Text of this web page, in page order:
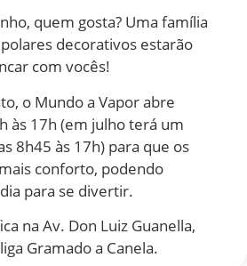
quem gosta? Uma família
decorativos estarão
com vocês!
o Mundo a Vapor abre
às 17h (em julho terá um
8h45 às 17h) para que os
conforto, podendo
para se divertir.
na Av. Don Luiz Guanella,
Gramado a Canela.